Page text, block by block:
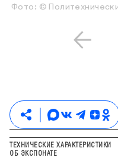
Фото: ©
ОБ ЭКСПОНАТЕ
ТЕХНИЧЕСКИЕ ХАРАКТЕРИСТИКИ